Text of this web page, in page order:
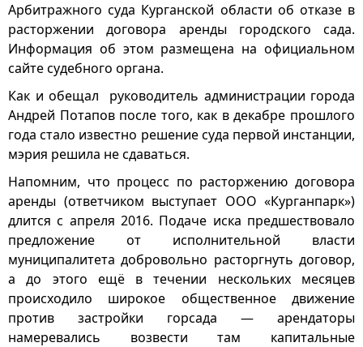
Арбитражного суда Курганской области об отказе в
расторжении договора аренды городского сада.
Информация об этом размещена на официальном
сайте судебного органа.
Как и обещал руководитель администрации города
Андрей Потапов после того, как в декабре прошлого
года стало известно решение суда первой инстанции,
мэрия решила не сдаваться.
Напомним, что процесс по расторжению договора
аренды (ответчиком выступает ООО «Курганпарк»)
длится с апреля 2016. Подаче иска предшествовало
предложение от исполнительной власти
муниципалитета добровольно расторгнуть договор,
а до этого ещё в течении нескольких месяцев
происходило широкое общественное движение
против застройки горсада — арендаторы
намеревались возвести там капитальные